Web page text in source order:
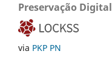
Preservação Digital
via PKP PN